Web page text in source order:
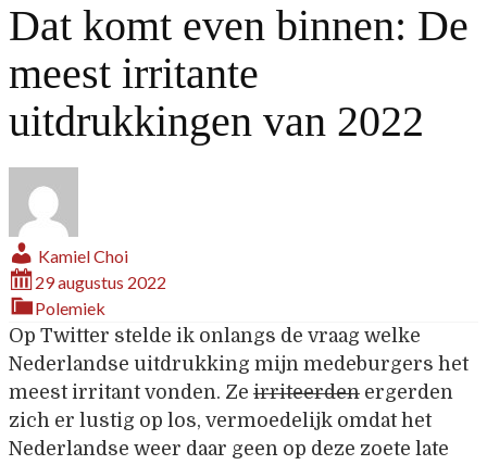
Dat komt even binnen: De
meest irritante
uitdrukkingen van 2022
Kamiel Choi
29 augustus 2022
Polemiek
Op Twitter stelde ik onlangs de vraag welke
Nederlandse uitdrukking mijn medeburgers het
meest irritant vonden. Ze irriteerden ergerden
zich er lustig op los, vermoedelijk omdat het
Nederlandse weer daar geen op deze zoete late